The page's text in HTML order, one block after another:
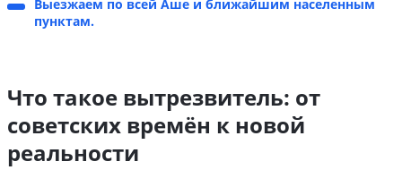
Выезжаем по всей Аше и ближайшим населенным
пунктам.
Что такое вытрезвитель: от
советских времён к новой
реальности